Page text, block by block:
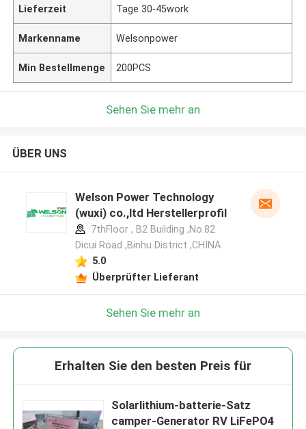
Lieferzeit Tage 30-45work
Markenname Welsonpower
Min Bestellmenge 200PCS
Sehen Sie mehr an
ÜBER UNS
Welson Power Technology
(wuxi) co.,ltd Herstellerprofil
7thFloor , B2 Building ,No.82
Dicui Road ,Binhu District ,CHINA
5.0
Überprüfter Lieferant
Sehen Sie mehr an
Erhalten Sie den besten Preis für
Solarlithium-batterie-Satz
camper-Generator RV LiFePO4